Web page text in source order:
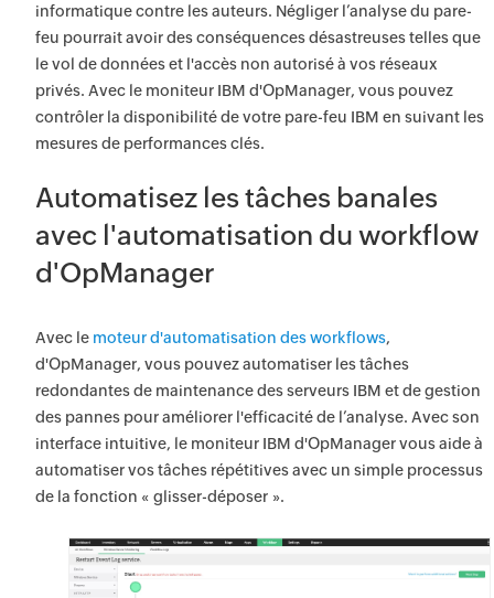
informatique contre les auteurs. Négliger l’analyse du pare-
feu pourrait avoir des conséquences désastreuses telles que
le vol de données et l'accès non autorisé à vos réseaux
privés. Avec le moniteur IBM d'OpManager, vous pouvez
contrôler la disponibilité de votre pare-feu IBM en suivant les
mesures de performances clés.
Automatisez les tâches banales
avec l'automatisation du workflow
d'OpManager
Avec le moteur d'automatisation des workflows,
d'OpManager, vous pouvez automatiser les tâches
redondantes de maintenance des serveurs IBM et de gestion
des pannes pour améliorer l'efficacité de l’analyse. Avec son
interface intuitive, le moniteur IBM d'OpManager vous aide à
automatiser vos tâches répétitives avec un simple processus
de la fonction « glisser-déposer ».